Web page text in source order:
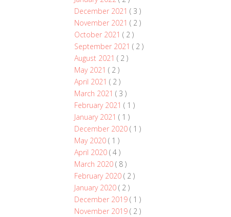
December 2021 ( 3 )
November 2021 ( 2 )
October 2021 ( 2 )
September 2021 ( 2 )
August 2021 ( 2 )
May 2021 ( 2 )
April 2021 ( 2 )
March 2021 ( 3 )
February 2021 ( 1 )
January 2021 ( 1 )
December 2020 ( 1 )
May 2020 ( 1 )
April 2020 ( 4 )
March 2020 ( 8 )
February 2020 ( 2 )
January 2020 ( 2 )
December 2019 ( 1 )
November 2019 ( 2 )